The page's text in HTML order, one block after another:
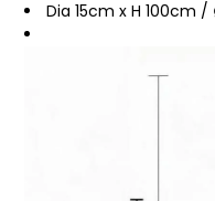
Dia 15cm x H 100cm /